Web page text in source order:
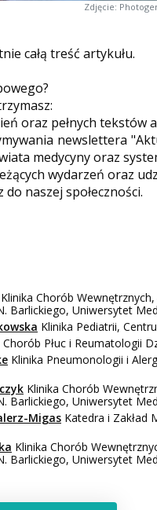
Zdjęcie:
całą treść artykułu.
oraz pełnych tekstów
newslettera
medycyny oraz
wydarzeń oraz
do naszej społeczności.
Klinika Chorób
Barlickiego, Uniwersytet
Klinika Pediatrii,
Chorób Płuc i Reumatologii
Klinika Pneumonologii i
Klinika Chorób
Barlickiego, Uniwersytet
Migas Katedra i Zakład
Klinika Chorób
Barlickiego, Uniwersytet